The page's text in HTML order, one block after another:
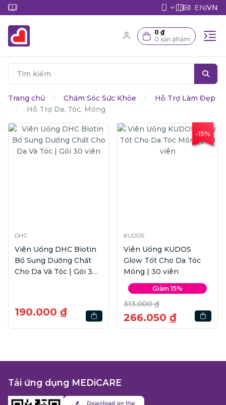
EN|VN
0 ₫
0 sản phẩm
Trang chủ Chăm Sóc Sức Khỏe
Hỗ Trợ Làm Đẹp
Hỗ Trợ Da, Tóc, Móng
DHC
Viên Uống DHC Biotin
Bổ Sung Dưỡng Chất
Cho Da Và Tóc | Gói 30
190.000 ₫
-15%
KUDOS
Viên Uống KUDOS
Glow Tốt Cho Da Tóc
Móng | 30 viên
Giảm 15%
313.000 ₫
266.050 ₫
Tải ứng dụng MEDiCARE